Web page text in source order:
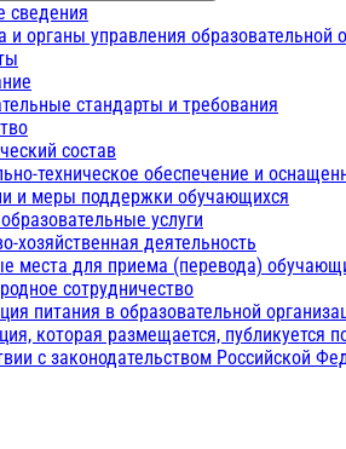
сведения
и органы управления образовательной
стандарты и требования
состав
техническое обеспечение и
и меры поддержки обучающихся
услуги
хозяйственная деятельность
места для приема (перевода)
сотрудничество
питания в образовательной
которая размещается, публикуется
с законодательством Российской